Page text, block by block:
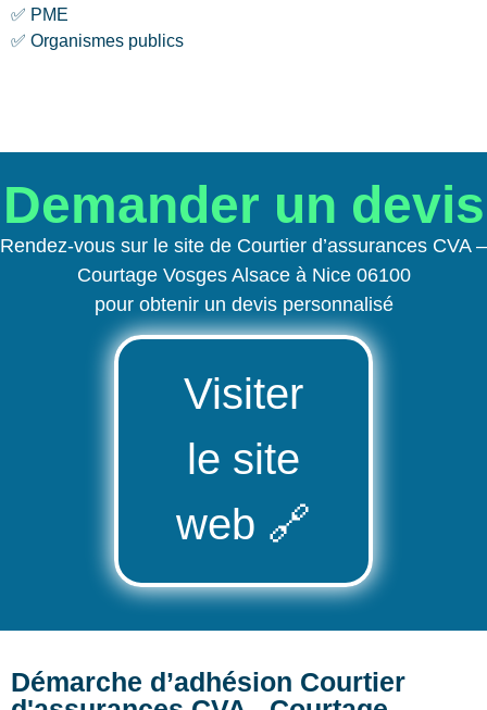
✅ PME
✅ Organismes publics
Demander un devis
Rendez-vous sur le site de Courtier d’assurances CVA –
Courtage Vosges Alsace à Nice 06100
pour obtenir un devis personnalisé
Visiter
le site
web 🔗
Démarche d’adhésion Courtier